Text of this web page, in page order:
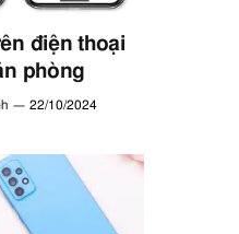
điện thoại
phòng
22/10/2024